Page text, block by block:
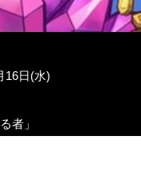
16日(水)
者」